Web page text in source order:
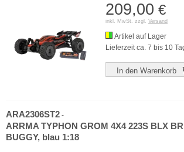
209,00 €
inkl. MwSt. zzgl. Versand
Artikel auf Lager
Lieferzeit ca. 7 bis 10
In den Warenkorb
ARA2306ST2 -
ARRMA TYPHON GROM 4X4 223S BLX
BUGGY, blau 1:18